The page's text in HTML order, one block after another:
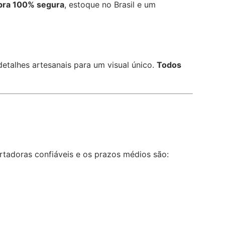
100% segura, estoque no Brasil e um
artesanais para um visual único. Todos
confiáveis e os prazos médios são: